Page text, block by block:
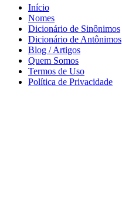
Início
Nomes
Dicionário de Sinônimos
Dicionário de Antônimos
Blog / Artigos
Quem Somos
Termos de Uso
Política de Privacidade